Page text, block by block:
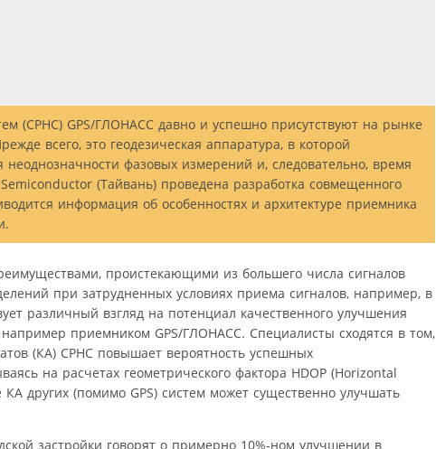
(СРНС) GPS/ГЛОНАСС давно и успешно присутствуют на рынке
всего, это геодезическая аппаратура, в которой
фазовых измерений и, следовательно, время
(Тайвань) проведена разработка совмещенного
информация об особенностях и архитектуре приемника
проистекающими из большего числа сигналов
при затрудненных условиях приема сигналов, например, в
различный взгляд на потенциал качественного улучшения
приемником GPS/ГЛОНАСС. Специалисты сходятся в том,
(КА) СРНС повышает вероятность успешных
на расчетах геометрического фактора HDOP (Horizontal
других (помимо GPS) систем может существенно улучшать
застройки говорят о примерно 10%-ном улучшении в